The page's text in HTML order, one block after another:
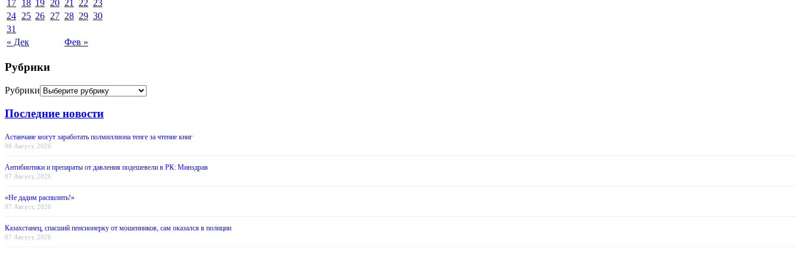
« Дек Фев »
17 18 19 20 21 22 23
24 25 26 27 28 29 30
31
Рубрики
Рубрики
Последние новости
Астанчане могут заработать полмиллиона тенге за чтение книг
08 Август, 2026
Антибиотики и препараты от давления подешевели в РК: Минздрав
07 Август, 2026
«Не дадим распилить!»
07 Август, 2026
Казахстанец, спасший пенсионерку от мошенников, сам оказался в полиции
07 Август, 2026